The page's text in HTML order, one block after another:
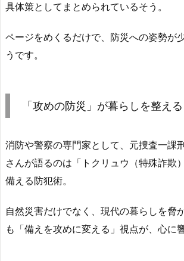
具体策としてまとめられているそう。
ページをめくるだけで、防災への姿勢が
うです。
「攻めの防災」が暮らしを整える
消防や警察の専門家として、元捜査一課
さんが語るのは「トクリュウ（特殊詐欺
備える防犯術。
自然災害だけでなく、現代の暮らしを脅
も「備えを攻めに変える」視点が、心に